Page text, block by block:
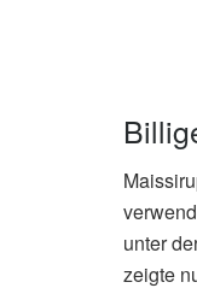
unter
zeigte